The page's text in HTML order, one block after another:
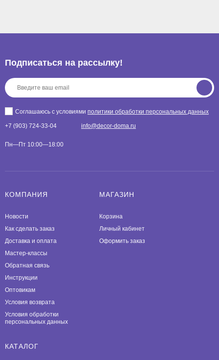
Подписаться на рассылкy!
Соглашаюсь с условиями политики обработки персональных данных
+7 (903) 724-33-04 info@decor-doma.ru
Пн—Пт 10:00—18:00
КОМПАНИЯ
Новости
Как сделать заказ
Доставка и оплата
Мастер-классы
Обратная связь
Инструкции
Оптовикам
Условия возврата
Условия обработки
персональных данных
МАГАЗИН
Корзина
Личный кабинет
Оформить заказ
КАТАЛОГ